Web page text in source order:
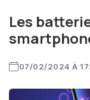
Les
07/02/2024 À